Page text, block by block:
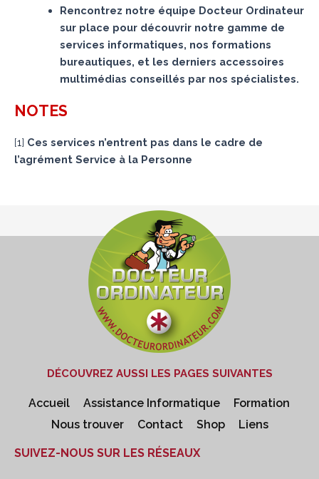
Rencontrez notre équipe Docteur Ordinateur
sur place pour découvrir notre gamme de
services informatiques, nos formations
bureautiques, et les derniers accessoires
multimédias conseillés par nos spécialistes.
NOTES
[1] Ces services n’entrent pas dans le cadre de
l’agrément Service à la Personne
DÉCOUVREZ AUSSI LES PAGES SUIVANTES
Accueil Assistance Informatique
Formation
Nous trouver
Contact Shop Liens
SUIVEZ-NOUS SUR LES RÉSEAUX